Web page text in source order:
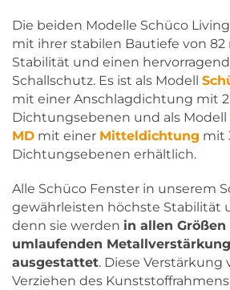
Die beiden Modelle Schüco
mit ihrer stabilen Bautiefe von
Stabilität und einen
Schallschutz. Es ist als Modell
mit einer Anschlagdichtung mit 2
Dichtungsebenen und als Modell
MD mit einer Mitteldichtung mit
Dichtungsebenen erhältlich.
Alle Schüco Fenster in unserem
gewährleisten höchste Stabilität
denn sie werden in allen
umlaufenden
ausgestattet. Diese Verstärkung
Verziehen des